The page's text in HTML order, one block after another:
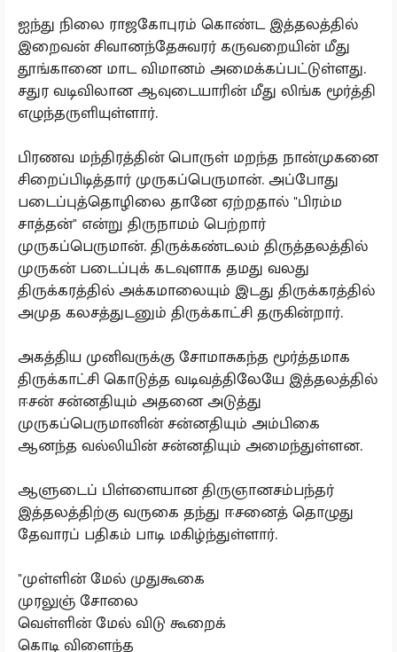
ஐந்து நிலை ராஜகோபுரம் கொண்ட இத்தலத்தில்
இறைவன் சிவானந்தேசுவரர் கருவறையின் மீது
தூங்கானை மாட விமானம் அமைக்கப்பட்டுள்ளது.
சதுர வடிவிலான ஆவுடையாரின் மீது லிங்க மூர்த்தி
எழுந்தருளியுள்ளார்.
பிரணவ மந்திரத்தின் பொருள் மறந்த நான்முகனை
சிறைப்பிடித்தார் முருகப்பெருமான். அப்போது
படைப்புத்தொழிலை தானே ஏற்றதால் "பிரம்ம
சாத்தன்" என்று திருநாமம் பெற்றார்
முருகப்பெருமான். திருக்கண்டலம் திருத்தலத்தில்
முருகன் படைப்புக் கடவுளாக தமது வலது
திருக்கரத்தில் அக்கமாலையும் இடது திருக்கரத்தில்
அமுத கலசத்துடனும் திருக்காட்சி தருகின்றார்.
அகத்திய முனிவருக்கு சோமாசுகந்த மூர்த்தமாக
திருக்காட்சி கொடுத்த வடிவத்திலேயே இத்தலத்தில்
ஈசன் சன்னதியும் அதனை அடுத்து
முருகப்பெருமானின் சன்னதியும் அம்பிகை
ஆனந்த வல்லியின் சன்னதியும் அமைந்துள்ளன.
ஆளுடைப் பிள்ளையான திருஞானசம்பந்தர்
இத்தலத்திற்கு வருகை தந்து ஈசனைத் தொழுது
தேவாரப் பதிகம் பாடி மகிழ்ந்துள்ளார்.
"முள்ளின் மேல் முதுகூகை
முரலுஞ் சோலை
வெள்ளின் மேல் விடு கூறைக்
கொடி விளைந்த